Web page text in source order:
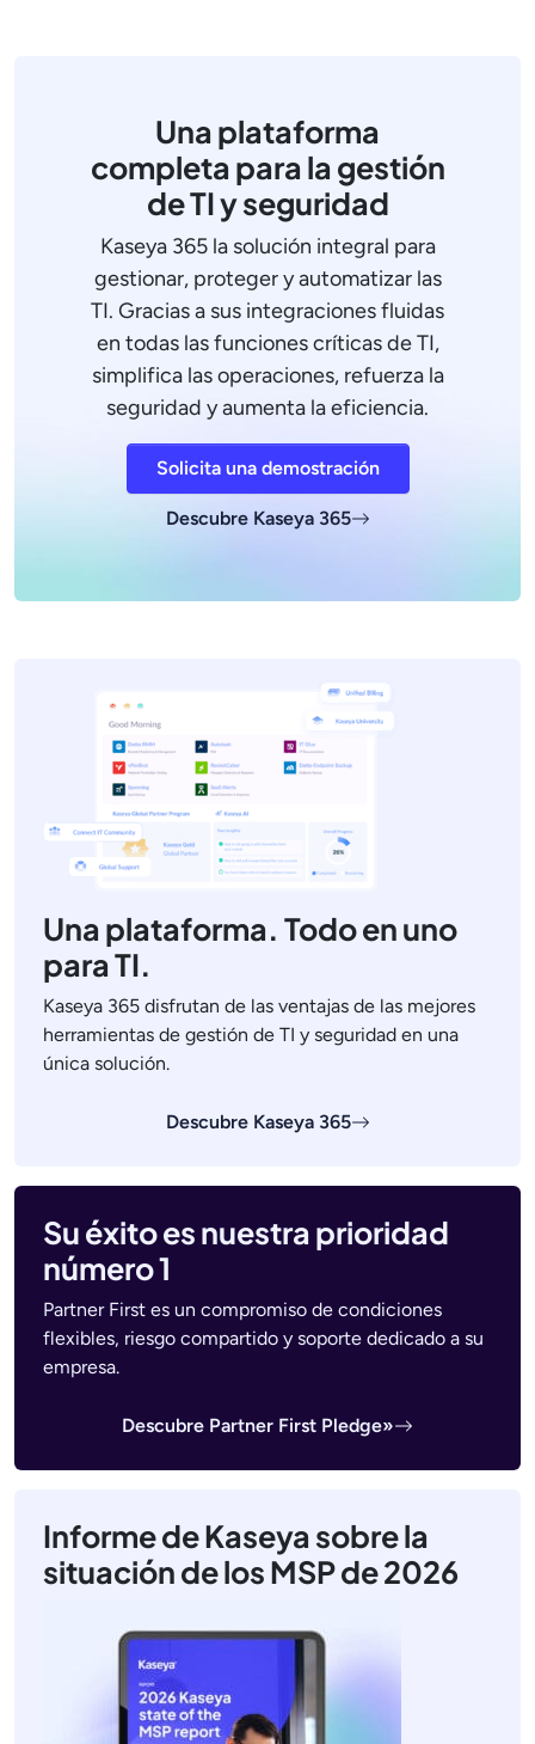
Una plataforma
completa para la gestión
de TI y seguridad
Kaseya 365 la solución integral para
gestionar, proteger y automatizar las
TI. Gracias a sus integraciones fluidas
en todas las funciones críticas de TI,
simplifica las operaciones, refuerza la
seguridad y aumenta la eficiencia.
Solicita una demostración
Descubre Kaseya 365
Una plataforma. Todo en uno
para TI.
Kaseya 365 disfrutan de las ventajas de las mejores
herramientas de gestión de TI y seguridad en una
única solución.
Descubre Kaseya 365
Su éxito es nuestra prioridad
número 1
Partner First es un compromiso de condiciones
flexibles, riesgo compartido y soporte dedicado a su
empresa.
Descubre Partner First Pledge»
Informe de Kaseya sobre la
situación de los MSP de 2026